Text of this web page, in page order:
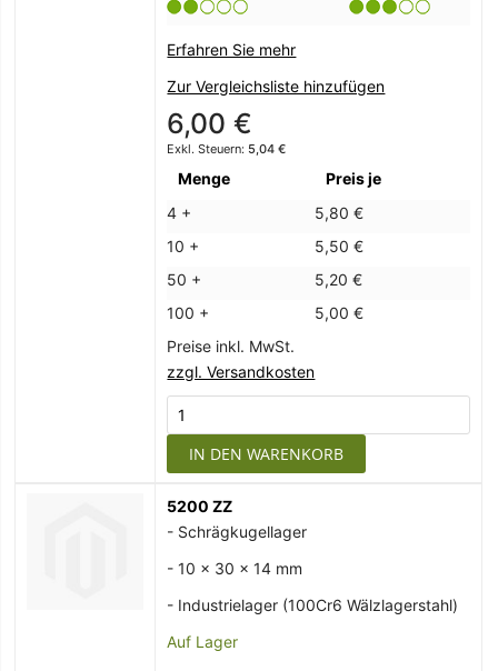
Erfahren Sie mehr
Zur Vergleichsliste hinzufügen
6,00 €
5,04 €
Menge
Preis je
4 +
5,80 €
10 +
5,50 €
50 +
5,20 €
100 +
5,00 €
Preise inkl. MwSt.
zzgl. Versandkosten
IN DEN WARENKORB
5200 ZZ
- Schrägkugellager
- 10 x 30 x 14 mm
- Industrielager (100Cr6 Wälzlagerstahl)
Auf Lager